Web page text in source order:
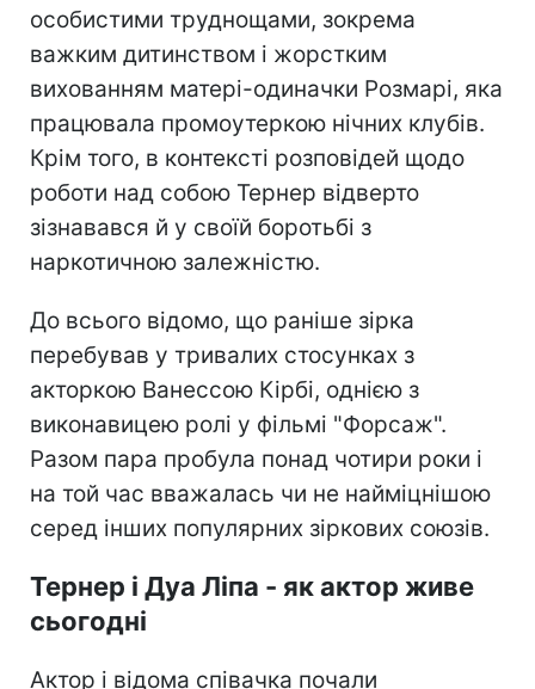
особистими труднощами, зокрема
важким дитинством і жорстким
вихованням матері-одиначки Розмарі, яка
працювала промоутеркою нічних клубів.
Крім того, в контексті розповідей щодо
роботи над собою Тернер відверто
зізнавався й у своїй боротьбі з
наркотичною залежністю.
До всього відомо, що раніше зірка
перебував у тривалих стосунках з
акторкою Ванессою Кірбі, однією з
виконавицею ролі у фільмі "Форсаж".
Разом пара пробула понад чотири роки і
на той час вважалась чи не найміцнішою
серед інших популярних зіркових союзів.
Тернер і Дуа Ліпа - як актор живе
сьогодні
Актор і відома співачка почали